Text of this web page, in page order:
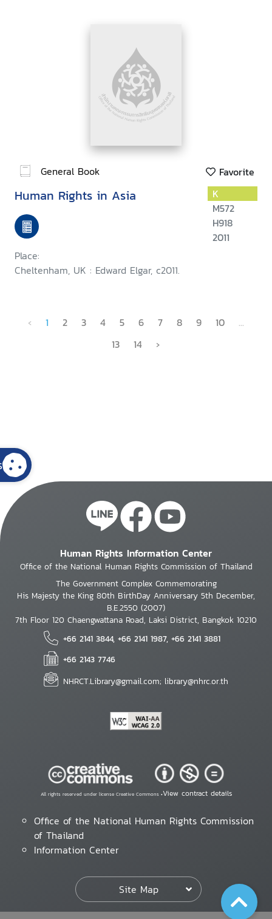
General Book Favorite
Human Rights in Asia
Place:
Cheltenham, UK : Edward Elgar, c2011.
K
M572
H918
2011
‹ 1 2 3 4 5 6 7 8 9 10
...
13
14 ›
Human Rights Information Center
Office of the National Human Rights Commission of Thailand
The Government Complex Commemorating
His Majesty the King 80th BirthDay Anniversary 5th December,
B.E.2550 (2007)
7th Floor 120 Chaengwattana Road, Laksi District, Bangkok 10210
+66 2141 3844, +66 2141 1987, +66 2141 3881
+66 2143 7746
NHRCT.Library@gmail.com; library@nhrc.or.th
All rights reserved under license Creative Commons •View contract details
Office of the National Human Rights Commission
of Thailand
Information Center
Site Map